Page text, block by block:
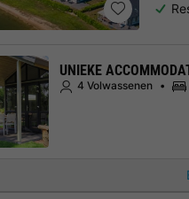
UNIEKE
4 Volwassenen